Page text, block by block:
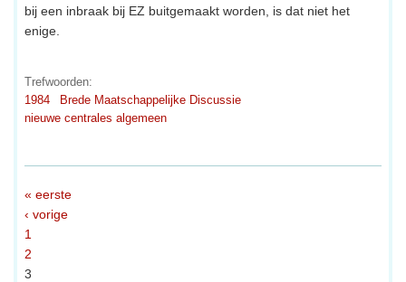
bij een inbraak bij EZ buitgemaakt worden, is dat niet het
enige.
Trefwoorden:
1984
Brede Maatschappelijke Discussie
nieuwe centrales algemeen
« eerste
‹ vorige
1
2
3